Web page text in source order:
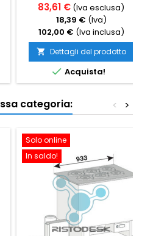
83,61 € (Iva esclusa)
18,39 € (Iva)
102,00 € (Iva inclusa)
 Dettagli del prodotto
 Acquista!
categoria: >
<
Solo online
In saldo!